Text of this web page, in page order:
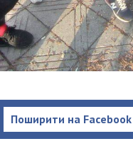
Поширити на Facebook